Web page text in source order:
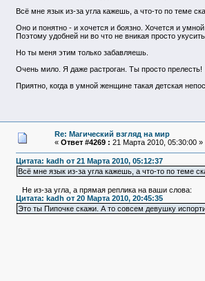
Всё мне язык из-за угла кажешь, а что-то по теме
Оно и понятно - и хочется и боязно. Хочется и
Поэтому удобней ни во что не вникая просто
Но ты меня этим только забавляешь.
Очень мило. Я даже растроган. Ты просто прелесть!
Приятно, когда в умной женщине такая детская
Re: Магический взгляд на мир
« Ответ #4269 : 21 Марта 2010, 05:30:00 »
Цитата: kadh от 21 Марта 2010, 05:12:37
Всё мне язык из-за угла кажешь, а что-то по теме
Не из-за угла, а прямая реплика на ваши слова:
Цитата: kadh от 20 Марта 2010, 20:45:35
Это ты Пипочке скажи. А то совсем девушку